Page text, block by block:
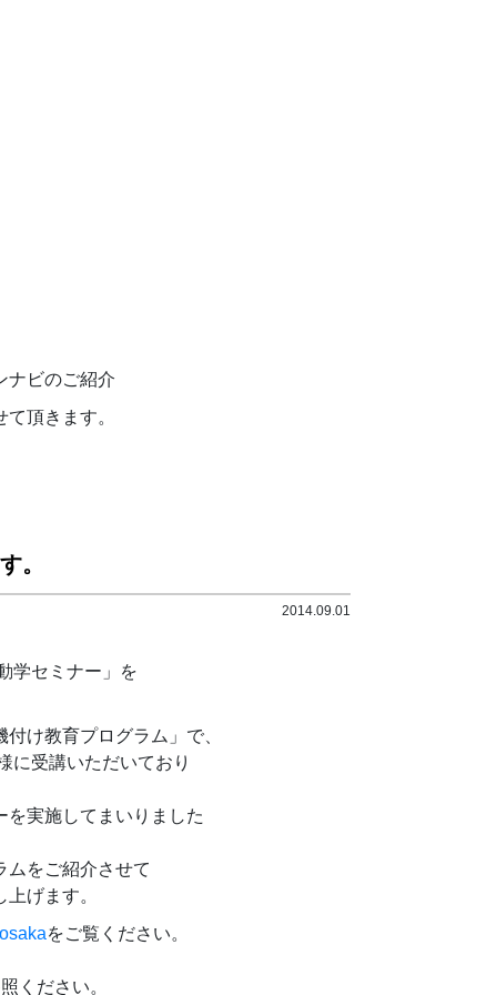
ビのご紹介
頂きます。
。
2014.09.01
学セミナー」を
け教育プログラム」で、
に受講いただいており
実施してまいりました
ムをご紹介させて
げます。
をご覧ください。
ください。